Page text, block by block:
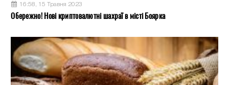
16:58, 15 Травня 2023
Обережно! Нові криптовалютні шахраї в місті Боярка